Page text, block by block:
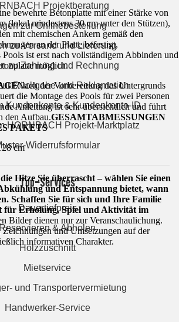
bewehrte Betonplatte mit einer Stärke von
(lokal mindestens 30 cm unter den Stützen),
mit chemischen Ankern gemäß den
an der Platte befestigt,
Pools ist erst nach vollständigem Abbinden und
möglich.
Nach der Vorbereitung des Untergrunds
die Montage des Pools für zwei Personen
Anleitung ist sehr übersichtlich und führt
den Aufbau.GESAMTABMESSUNGEN
PAKETS
cm
Hitze Sie überrascht – wählen Sie einen
und Entspannung bietet, wann
Schaffen Sie für sich und Ihre Familie
für Erholung, Spiel und Aktivität im
Bilder dienen nur zur Veranschaulichung.
und Umsetzungen auf der
informativen Charakter.
Projektberatung
zur Onlinebestellung
zu Versand und Lieferung
zu Zahlung und Rechnung
Rückgabe und Reklamation
Kundenkonto & Kundenkonto-ID
HORNBACH Projekt-Marktplatz
Widerrufsformular
Top-Services
Dauertiefpreis
Reservieren & Abholen
Holzzuschnitt
Mietservice
und Transportervermietung
Handwerker-Service